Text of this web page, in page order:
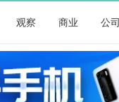
观察 商业 公